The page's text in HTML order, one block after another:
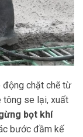
chặt chẽ từ
tông se lại, xuất
bọt khí
bước đầm kế